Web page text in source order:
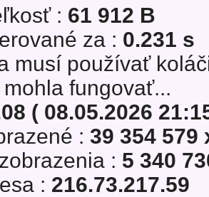
: 61 912 B
za : 0.231 s
musí používať
fungovať...
( 08.05.2026
: 39 354 579
: 5 340
: 216.73.217.59